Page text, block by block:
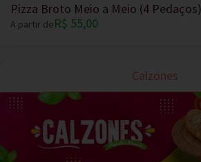
Pizza Broto Meio a Meio (4 Pedaços)
A partir deR$ 55,00
Calzones